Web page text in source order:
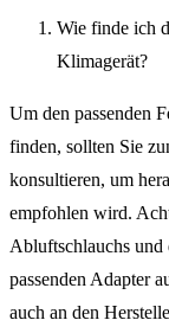
Wie finde ich
Klimagerät?
Um den passenden
finden, sollten Sie
konsultieren, um
empfohlen wird.
Abluftschlauchs und
passenden Adapter
auch an den